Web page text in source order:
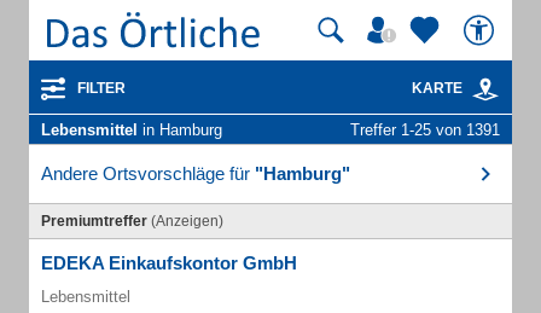
FILTER KARTE
Lebensmittel in Hamburg Treffer 1-25 von 1391
Andere Ortsvorschläge für "Hamburg"
Premiumtreffer (Anzeigen)
EDEKA Einkaufskontor GmbH
Lebensmittel